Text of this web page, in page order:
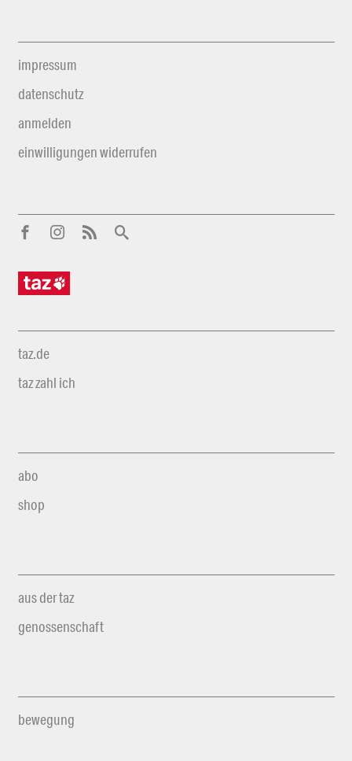
impressum
datenschutz
anmelden
einwilligungen widerrufen
taz.de
taz zahl ich
abo
shop
aus der taz
genossenschaft
bewegung